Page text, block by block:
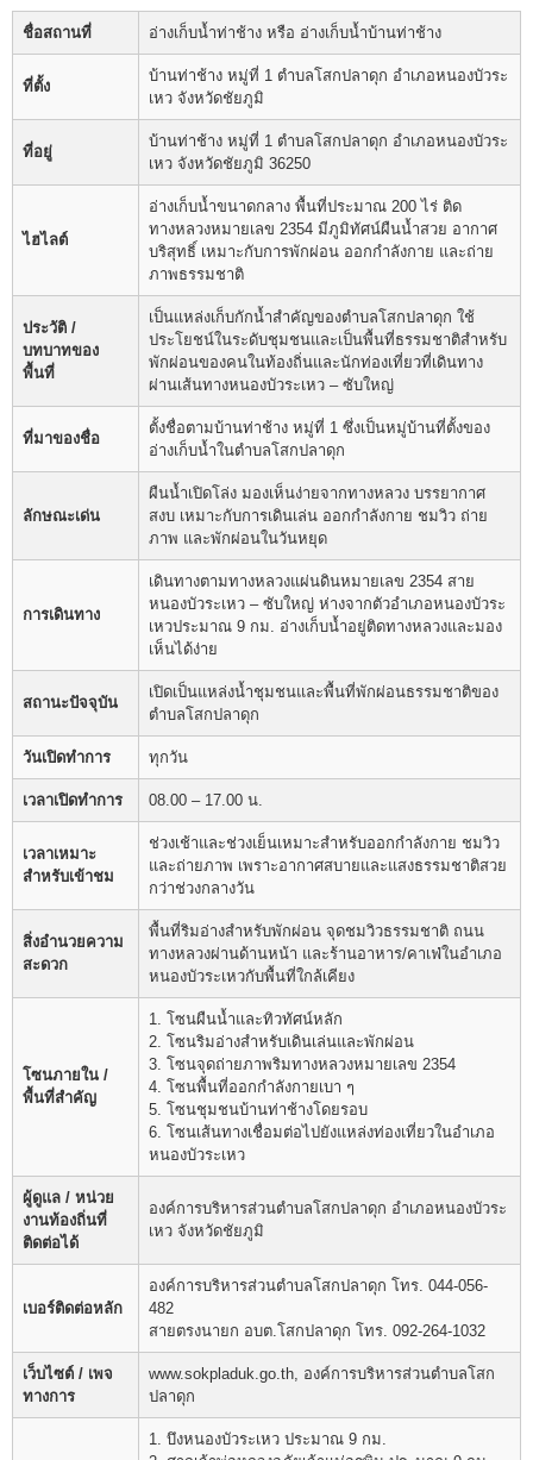
ชื่อสถานที่ อ่างเก็บน้ำท่าช้าง หรือ อ่างเก็บน้ำบ้านท่าช้าง
ที่ตั้ง
บ้านท่าช้าง หมู่ที่ 1 ตำบลโสกปลาดุก อำเภอหนองบัวระ
เหว จังหวัดชัยภูมิ
ที่อยู่
บ้านท่าช้าง หมู่ที่ 1 ตำบลโสกปลาดุก อำเภอหนองบัวระ
เหว จังหวัดชัยภูมิ 36250
ไฮไลต์
อ่างเก็บน้ำขนาดกลาง พื้นที่ประมาณ 200 ไร่ ติด
ทางหลวงหมายเลข 2354 มีภูมิทัศน์ผืนน้ำสวย อากาศ
บริสุทธิ์ เหมาะกับการพักผ่อน ออกกำลังกาย และถ่าย
ภาพธรรมชาติ
ประวัติ /
บทบาทของ
พื้นที่
เป็นแหล่งเก็บกักน้ำสำคัญของตำบลโสกปลาดุก ใช้
ประโยชน์ในระดับชุมชนและเป็นพื้นที่ธรรมชาติสำหรับ
พักผ่อนของคนในท้องถิ่นและนักท่องเที่ยวที่เดินทาง
ผ่านเส้นทางหนองบัวระเหว – ซับใหญ่
ที่มาของชื่อ
ตั้งชื่อตามบ้านท่าช้าง หมู่ที่ 1 ซึ่งเป็นหมู่บ้านที่ตั้งของ
อ่างเก็บน้ำในตำบลโสกปลาดุก
ลักษณะเด่น
ผืนน้ำเปิดโล่ง มองเห็นง่ายจากทางหลวง บรรยากาศ
สงบ เหมาะกับการเดินเล่น ออกกำลังกาย ชมวิว ถ่าย
ภาพ และพักผ่อนในวันหยุด
การเดินทาง
เดินทางตามทางหลวงแผ่นดินหมายเลข 2354 สาย
หนองบัวระเหว – ซับใหญ่ ห่างจากตัวอำเภอหนองบัวระ
เหวประมาณ 9 กม. อ่างเก็บน้ำอยู่ติดทางหลวงและมอง
เห็นได้ง่าย
สถานะปัจจุบัน
เปิดเป็นแหล่งน้ำชุมชนและพื้นที่พักผ่อนธรรมชาติของ
ตำบลโสกปลาดุก
วันเปิดทำการ ทุกวัน
เวลาเปิดทำการ 08.00 – 17.00 น.
เวลาเหมาะ
สำหรับเข้าชม
ช่วงเช้าและช่วงเย็นเหมาะสำหรับออกกำลังกาย ชมวิว
และถ่ายภาพ เพราะอากาศสบายและแสงธรรมชาติสวย
กว่าช่วงกลางวัน
สิ่งอำนวยความ
สะดวก
พื้นที่ริมอ่างสำหรับพักผ่อน จุดชมวิวธรรมชาติ ถนน
ทางหลวงผ่านด้านหน้า และร้านอาหาร/คาเฟ่ในอำเภอ
หนองบัวระเหวกับพื้นที่ใกล้เคียง
โซนภายใน /
พื้นที่สำคัญ
1. โซนผืนน้ำและทิวทัศน์หลัก
2. โซนริมอ่างสำหรับเดินเล่นและพักผ่อน
3. โซนจุดถ่ายภาพริมทางหลวงหมายเลข 2354
4. โซนพื้นที่ออกกำลังกายเบา ๆ
5. โซนชุมชนบ้านท่าช้างโดยรอบ
6. โซนเส้นทางเชื่อมต่อไปยังแหล่งท่องเที่ยวในอำเภอ
หนองบัวระเหว
ผู้ดูแล / หน่วย
งานท้องถิ่นที่
ติดต่อได้
องค์การบริหารส่วนตำบลโสกปลาดุก อำเภอหนองบัวระ
เหว จังหวัดชัยภูมิ
เบอร์ติดต่อหลัก
องค์การบริหารส่วนตำบลโสกปลาดุก โทร. 044-056-
482
สายตรงนายก อบต.โสกปลาดุก โทร. 092-264-1032
เว็บไซต์ / เพจ
ทางการ
www.sokpladuk.go.th, องค์การบริหารส่วนตำบลโสก
ปลาดุก
1. บึงหนองบัวระเหว ประมาณ 9 กม.